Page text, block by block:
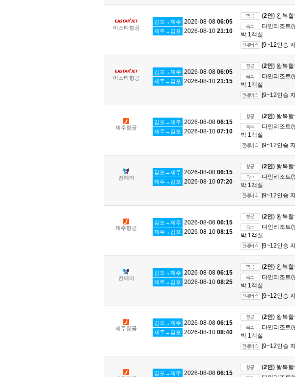
이스타항공
김포→제주 2026-08-08 06:05
제주→김포 2026-08-10 21:10
(2인) 왕복
다인리조트(
박 1객실
[9~12인승
이스타항공
김포→제주 2026-08-08 06:05
제주→김포 2026-08-10 21:15
(2인) 왕복
다인리조트(
박 1객실
[9~12인승
제주항공
김포→제주 2026-08-08 06:15
제주→김포 2026-08-10 07:10
(2인) 왕복
다인리조트(
박 1객실
[9~12인승
진에어
김포→제주 2026-08-08 06:15
제주→김포 2026-08-10 07:20
(2인) 왕복
다인리조트(
박 1객실
[9~12인승
제주항공
김포→제주 2026-08-08 06:15
제주→김포 2026-08-10 08:15
(2인) 왕복
다인리조트(
박 1객실
[9~12인승
진에어
김포→제주 2026-08-08 06:15
제주→김포 2026-08-10 08:25
(2인) 왕복
다인리조트(
박 1객실
[9~12인승
제주항공
김포→제주 2026-08-08 06:15
제주→김포 2026-08-10 08:40
(2인) 왕복
다인리조트(
박 1객실
[9~12인승
김포→제주 2026-08-08 06:15
(2인) 왕복